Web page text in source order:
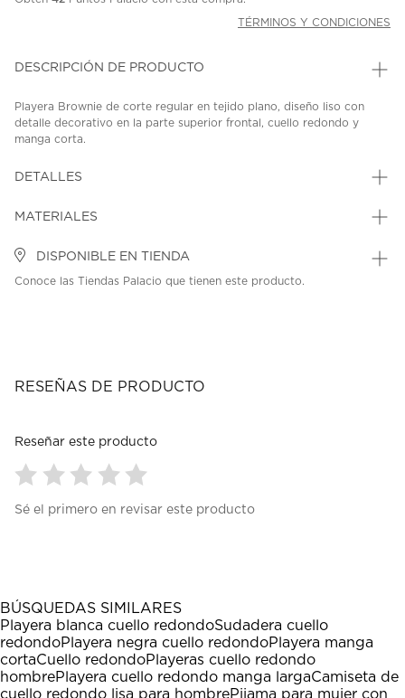
TÉRMINOS Y CONDICIONES
DESCRIPCIÓN DE PRODUCTO
Playera Brownie de corte regular en tejido plano, diseño liso con
detalle decorativo en la parte superior frontal, cuello redondo y
manga corta.
DETALLES
MATERIALES
DISPONIBLE EN TIENDA
Conoce las Tiendas Palacio que tienen este producto.
RESEÑAS DE PRODUCTO
Reseñar este producto
para
1
estrella
Esta
acción
abrirá
el
para
estrellas.
Esta
acción
abrirá
el
para
estrellas.
Esta
acción
abrirá
el
para
estrellas.
Esta
acción
abrirá
el
para
estrellas.
Esta
acción
abrirá
el
Sé el primero en revisar este producto
BÚSQUEDAS SIMILARES
Playera blanca cuello redondoSudadera cuello
redondoPlayera negra cuello redondoPlayera manga
cortaCuello redondoPlayeras cuello redondo
hombrePlayera cuello redondo manga largaCamiseta de
cuello redondo lisa para hombrePijama para mujer con